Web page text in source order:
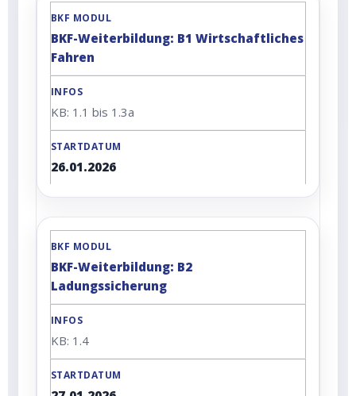
BKF-Weiterbildung: B1 Wirtschaftliches
Fahren
KB: 1.1 bis 1.3a
26.01.2026
BKF-Weiterbildung: B2
Ladungssicherung
KB: 1.4